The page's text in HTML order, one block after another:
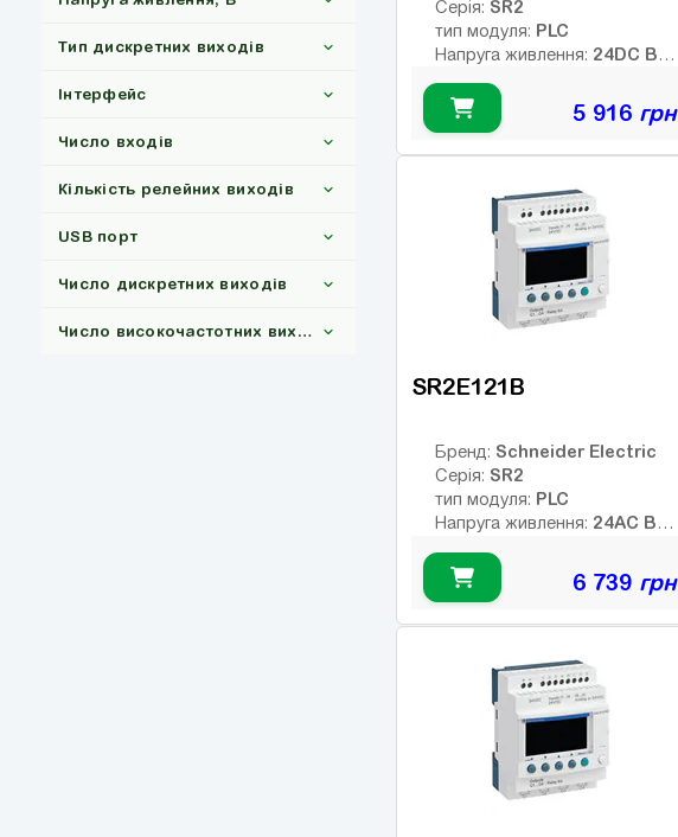
240AC
24AC (4)
12DC
Тип дискретних виходів
Транзисторні
Інтерфейс
Число входів
8
12 (12)
Кількість релейних виходів
USB порт
Число дискретних виходів
Число високочастотних виходів
Серія: SR2
тип модуля: PLC
Напруга живлення: 24DC В
релейні
Інтерфейс: Немає
USB порт:
Число дискретних виходів:
Число високочастотних
виходів:
5 916 грн
SR2E121B
Бренд: Schneider Electric
Серія: SR2
тип модуля: PLC
Напруга живлення: 24AC В
релейні
Інтерфейс: Немає
USB порт:
Число дискретних виходів:
Число високочастотних
6 739 грн